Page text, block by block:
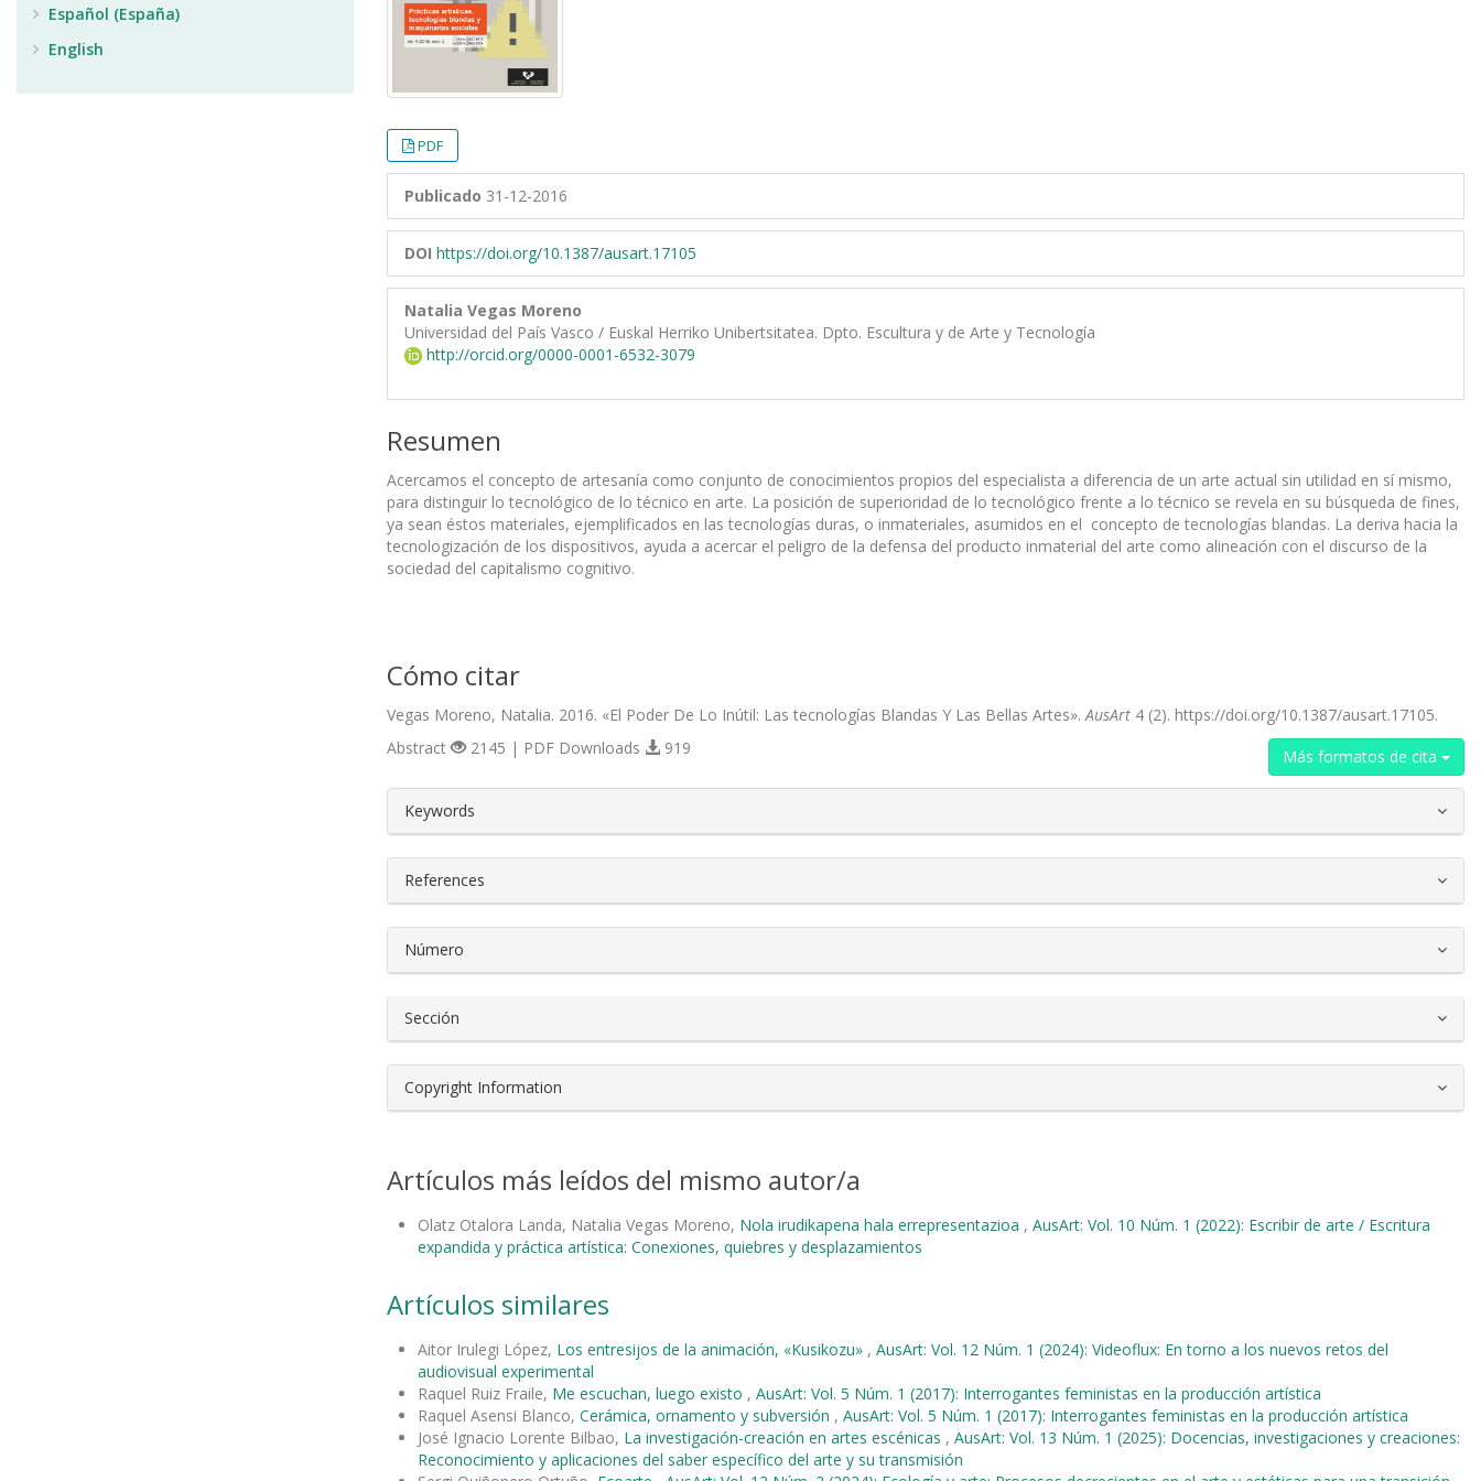
PDF
Publicado 31-12-2016
DOI https://doi.org/10.1387/ausart.17105
Natalia Vegas Moreno
Universidad del País Vasco / Euskal Herriko Unibertsitatea. Dpto. Escultura y de Arte y Tecnología
http://orcid.org/0000-0001-6532-3079
Resumen
Acercamos el concepto de artesanía como conjunto de conocimientos propios del especialista a diferencia de un arte actual sin utilidad en sí mismo,
para distinguir lo tecnológico de lo técnico en arte. La posición de superioridad de lo tecnológico frente a lo técnico se revela en su búsqueda de fines,
ya sean éstos materiales, ejemplificados en las tecnologías duras, o inmateriales, asumidos en el concepto de tecnologías blandas. La deriva hacia la
tecnologización de los dispositivos, ayuda a acercar el peligro de la defensa del producto inmaterial del arte como alineación con el discurso de la
sociedad del capitalismo cognitivo.
Cómo citar
Vegas Moreno, Natalia. 2016. «El Poder De Lo Inútil: Las tecnologías Blandas Y Las Bellas Artes». AusArt 4 (2). https://doi.org/10.1387/ausart.17105.
Más formatos de cita
Abstract 2145 | PDF Downloads 919
##plugins.themes.bootstrap3.article.details##
Keywords
References
Número
Sección
Copyright Information
Artículos más leídos del mismo autor/a
Olatz Otalora Landa, Natalia Vegas Moreno, Nola irudikapena hala errepresentazioa , AusArt: Vol. 10 Núm. 1 (2022): Escribir de arte / Escritura
expandida y práctica artística: Conexiones, quiebres y desplazamientos
Artículos similares
Aitor Irulegi López, Los entresijos de la animación, «Kusikozu» , AusArt: Vol. 12 Núm. 1 (2024): Videoflux: En torno a los nuevos retos del
audiovisual experimental
Raquel Ruiz Fraile, Me escuchan, luego existo , AusArt: Vol. 5 Núm. 1 (2017): Interrogantes feministas en la producción artística
Raquel Asensi Blanco, Cerámica, ornamento y subversión , AusArt: Vol. 5 Núm. 1 (2017): Interrogantes feministas en la producción artística
José Ignacio Lorente Bilbao, La investigación-creación en artes escénicas , AusArt: Vol. 13 Núm. 1 (2025): Docencias, investigaciones y creaciones:
Reconocimiento y aplicaciones del saber específico del arte y su transmisión
Español (España)
English